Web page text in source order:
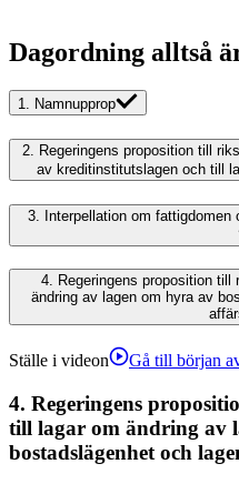
Dagordning alltså
1. Namnupprop
2. Regeringens proposition till
av kreditinstitutslagen och till
3. Interpellation om fattigdomen
4. Regeringens proposition
ändring av lagen om hyra av
Ställe i videon Gå till början
4. Regeringens
till lagar om ändring av
bostadslägenhet och